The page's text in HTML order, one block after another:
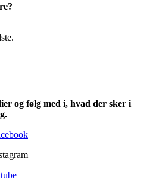
og følg med i, hvad der sker i